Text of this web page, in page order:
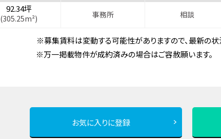
92.34坪
(305.25m²) 事務所 相談
※募集賃料は変動する可能性がありますので、最新の状
※万一掲載物件が成約済みの場合はご容赦願います。
お気に入りに登録